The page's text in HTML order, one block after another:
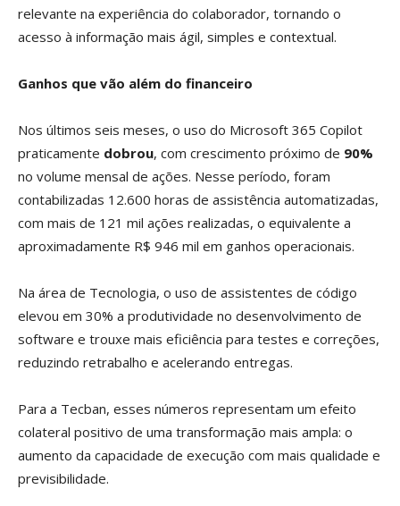
relevante na experiência do colaborador, tornando o
acesso à informação mais ágil, simples e contextual.
Ganhos que vão além do financeiro
Nos últimos seis meses, o uso do Microsoft 365 Copilot
praticamente dobrou, com crescimento próximo de 90%
no volume mensal de ações. Nesse período, foram
contabilizadas 12.600 horas de assistência automatizadas,
com mais de 121 mil ações realizadas, o equivalente a
aproximadamente R$ 946 mil em ganhos operacionais.
Na área de Tecnologia, o uso de assistentes de código
elevou em 30% a produtividade no desenvolvimento de
software e trouxe mais eficiência para testes e correções,
reduzindo retrabalho e acelerando entregas.
Para a Tecban, esses números representam um efeito
colateral positivo de uma transformação mais ampla: o
aumento da capacidade de execução com mais qualidade e
previsibilidade.